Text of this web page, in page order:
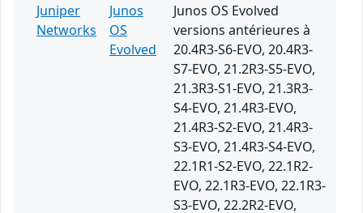
Juniper
Networks
Junos
OS
Evolved
Junos OS Evolved
versions antérieures à
20.4R3-S6-EVO, 20.4R3-
S7-EVO, 21.2R3-S5-EVO,
21.3R3-S1-EVO, 21.3R3-
S4-EVO, 21.4R3-EVO,
21.4R3-S2-EVO, 21.4R3-
S3-EVO, 21.4R3-S4-EVO,
22.1R1-S2-EVO, 22.1R2-
EVO, 22.1R3-EVO, 22.1R3-
S3-EVO, 22.2R2-EVO,